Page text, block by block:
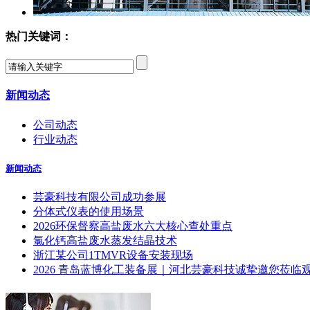
热门关键词：
新闻动态
公司动态
行业动态
新闻动态
芸豪科技有限公司成功参展
分体式仪表的使用场景
2026环保督察高盐废水六大核心查处重点
氯化钙高盐废水蒸发结晶技术
浙江某公司1TMVR设备安装现场
2026 青岛蓝博化工装备展｜河北芸豪科技诚挚邀您莅临